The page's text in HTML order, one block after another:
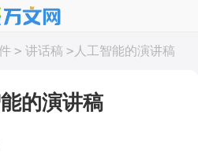
> 讲话稿 > 人工智能的演讲稿
的演讲稿